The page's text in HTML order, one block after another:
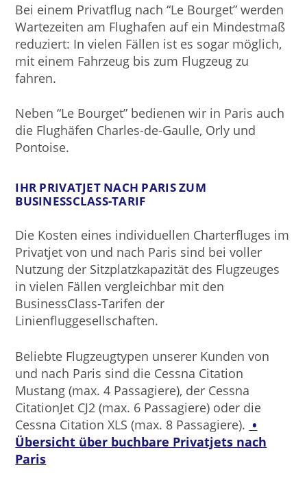
Bei einem Privatflug nach “Le Bourget” werden
Wartezeiten am Flughafen auf ein Mindestmaß
reduziert: In vielen Fällen ist es sogar möglich,
mit einem Fahrzeug bis zum Flugzeug zu
fahren.
Neben “Le Bourget” bedienen wir in Paris auch
die Flughäfen Charles-de-Gaulle, Orly und
Pontoise.
IHR PRIVATJET NACH PARIS ZUM
BUSINESSCLASS-TARIF
Die Kosten eines individuellen Charterfluges im
Privatjet von und nach Paris sind bei voller
Nutzung der Sitzplatzkapazität des Flugzeuges
in vielen Fällen vergleichbar mit den
BusinessClass-Tarifen der
Linienfluggesellschaften.
Beliebte Flugzeugtypen unserer Kunden von
und nach Paris sind die Cessna Citation
Mustang (max. 4 Passagiere), der Cessna
CitationJet CJ2 (max. 6 Passagiere) oder die
Cessna Citation XLS (max. 8 Passagiere). •
Übersicht über buchbare Privatjets nach
Paris